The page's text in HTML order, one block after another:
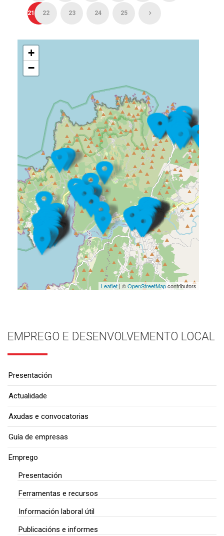
21 22 23 24 25
+
−
Leaflet| ©OpenStreetMapcontributors
EMPREGO E DESENVOLVEMENTO LOCAL
Presentación
Actualidade
Axudas e convocatorias
Guía de empresas
Emprego
Presentación
Ferramentas e recursos
Información laboral útil
Publicacións e informes